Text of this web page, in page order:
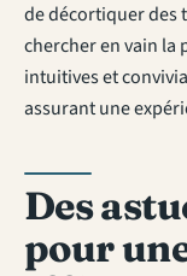
de décortiquer des
chercher en vain la
intuitives et
assurant une
Des
pour